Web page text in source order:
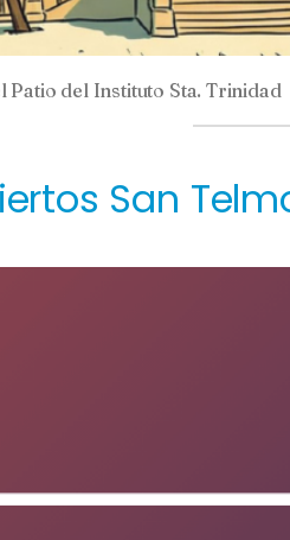
Patio del Instituto Sta. Trinidad
San